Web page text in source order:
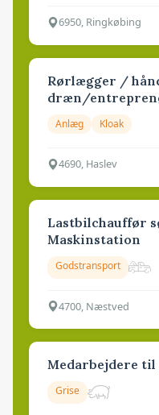
6950, Ringkøbing
Rørlægger /
dræn/
Anlæg Kloak
4690, Haslev
Lastbilchauffør
Maskinstation
Godstransport
4700, Næstved
Medarbejdere
Grise